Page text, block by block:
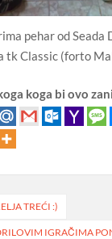
pehar od Seada
tk Classic (forto
koga bi ovo
TREĆI :)
IGRAČIMA